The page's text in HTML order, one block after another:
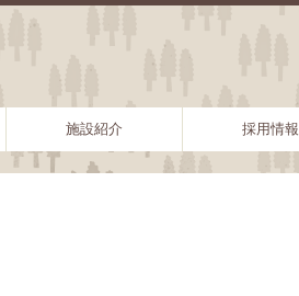
施設紹介 採用情報